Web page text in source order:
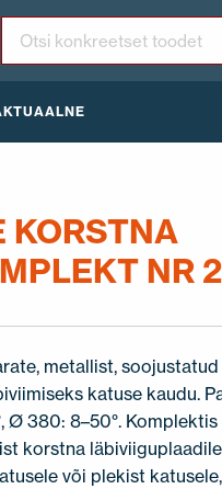
KORSTNA
NR 2
metallist,
katuse kaudu.
Ø 380: 8–50°.
korstna
või plekist